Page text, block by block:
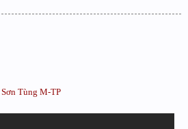
Sơn Tùng M-TP